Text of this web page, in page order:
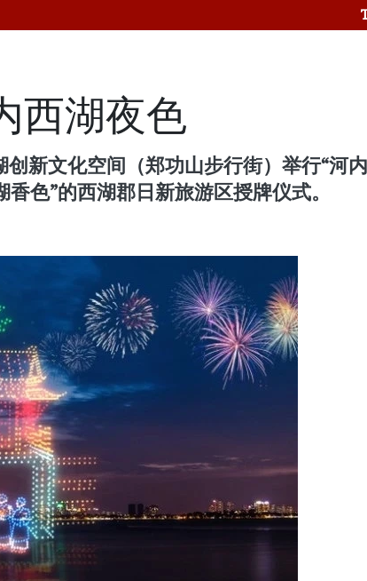
西湖夜色
新文化空间（郑功山步行街）举行“河
色”的西湖郡日新旅游区授牌仪式。